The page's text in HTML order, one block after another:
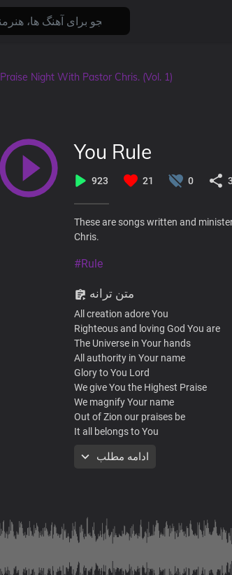
Praise Night With Pastor Chris. (Vol. 1)
You Rule
923 21 0
These are songs written and
Chris.
#Rule
متن ترانه
All creation adore You
Righteous and loving God You are
The Universe in Your hands
All authority in Your name
Glory to You Lord
We give You the Highest Praise
We magnify Your name
Out of Zion our praises be
It all belongs to You
We magnify Your name
Lord Jesus, the source of everything
You are the king of all the earth
Power and Might is in Your name
ادامه مطلب